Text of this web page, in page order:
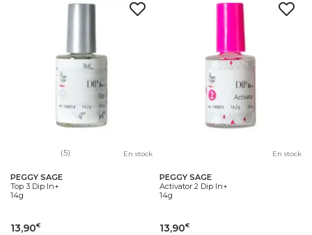
(5) En stock
PEGGY SAGE
Top 3 Dip In+
14g
13,90€
En stock
PEGGY SAGE
Activator 2 Dip In+
14g
13,90€